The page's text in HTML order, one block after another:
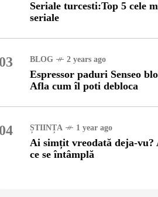
Seriale turcesti:Top 5 cele
seriale
03 BLOG 2 years ago
Espressor paduri Senseo
Afla cum îl poti debloca
04 ȘTIINȚA 1 year ago
Ai simțit vreodată deja-vu?
ce se întâmplă
2 years ago
cum îl poti
1 year ago
de ce se întâmplă